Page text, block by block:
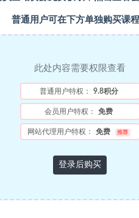
普通用户可在下方单独购买课程
此处内容需要权限查看
普通用户特权： 9.8积分
会员用户特权： 免费
网站代理用户特权： 免费 推荐
登录后购买